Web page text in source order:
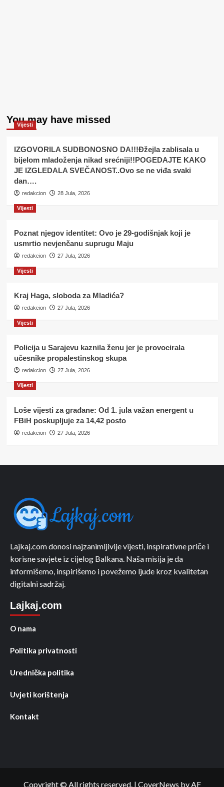
You may have missed
Vijesti
IZGOVORILA SUDBONOSNO DA!!!Đžejla zablisala u
bijelom mladoženja nikad srećniji!!POGEDAJTE KAKO
JE IZGLEDALA SVEČANOST..Ovo se ne viđa svaki
dan….
redakcion 28 Jula, 2026
Vijesti
Poznat njegov identitet: Ovo je 29-godišnjak koji je
usmrtio nevjenčanu suprugu Maju
redakcion 27 Jula, 2026
Vijesti
Kraj Haga, sloboda za Mladića?
redakcion 27 Jula, 2026
Vijesti
Policija u Sarajevu kaznila ženu jer je provocirala
učesnike propalestinskog skupa
redakcion 27 Jula, 2026
Vijesti
Loše vijesti za građane: Od 1. jula važan energent u
FBiH poskupljuje za 14,42 posto
redakcion 27 Jula, 2026
Lajkaj.com donosi najzanimljivije vijesti, inspirativne priče i
korisne savjete iz cijelog Balkana. Naša misija je da
informišemo, inspirišemo i povežemo ljude kroz kvalitetan
digitalni sadržaj.
Lajkaj.com
O nama
Politika privatnosti
Urednička politika
Uvjeti korištenja
Kontakt
Copyright © All rights reserved. | CoverNews by AF